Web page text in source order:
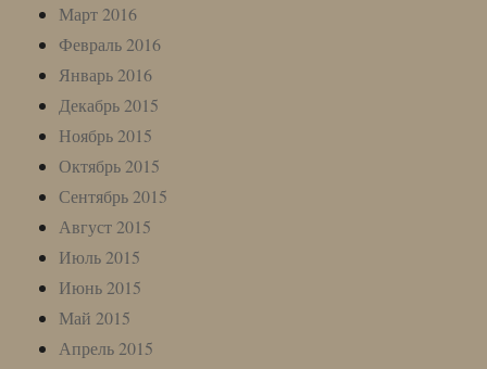
Март 2016
Февраль 2016
Январь 2016
Декабрь 2015
Ноябрь 2015
Октябрь 2015
Сентябрь 2015
Август 2015
Июль 2015
Июнь 2015
Май 2015
Апрель 2015